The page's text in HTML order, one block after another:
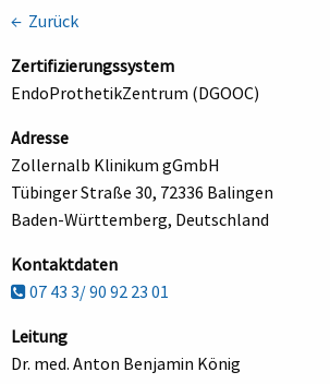
← Zurück
Zertifizierungssystem
EndoProthetikZentrum (DGOOC)
Adresse
Zollernalb Klinikum gGmbH
Tübinger Straße 30, 72336 Balingen
Baden-Württemberg, Deutschland
Kontaktdaten
07 43 3/ 90 92 23 01
Leitung
Dr. med. Anton Benjamin König